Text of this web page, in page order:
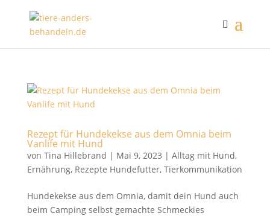
Rezept für Hundekekse aus dem Omnia beim
Vanlife mit Hund
von Tina Hillebrand | Mai 9, 2023 | Alltag mit Hund,
Ernährung, Rezepte Hundefutter, Tierkommunikation
Hundekekse aus dem Omnia, damit dein Hund auch
beim Camping selbst gemachte Schmeckies